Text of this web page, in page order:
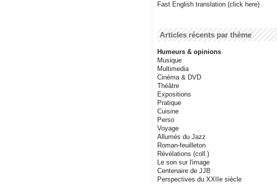
Fast English translation (click here)
Articles récents par thème
Humeurs & opinions
Musique
Multimedia
Cinéma & DVD
Théâtre
Expositions
Pratique
Cuisine
Perso
Voyage
Allumés du Jazz
Roman-feuilleton
Révélations (coll.)
Le son sur l'image
Centenaire de JJB
Perspectives du XXIIe siècle